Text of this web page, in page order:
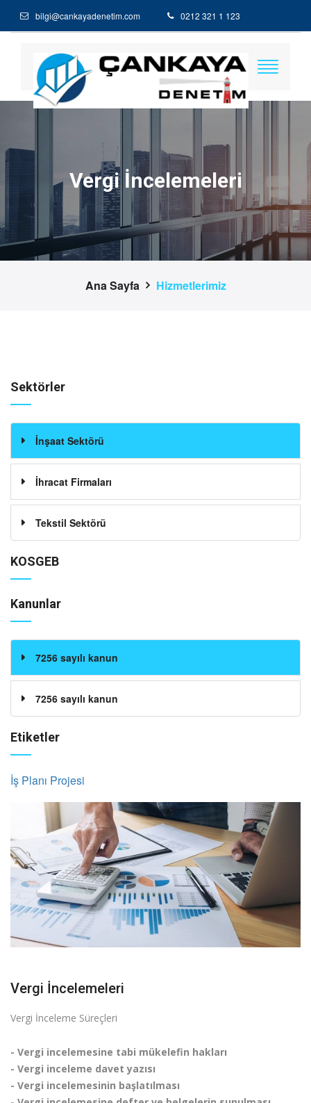
bilgi@cankayadenetim.com 0212 321 1 123
Vergi İncelemeleri
Ana Sayfa Hizmetlerimiz
Sektörler
İnşaat Sektörü
İhracat Firmaları
Tekstil Sektörü
KOSGEB
Kanunlar
7256 sayılı kanun
7256 sayılı kanun
Etiketler
İş Planı Projesi
Vergi İncelemeleri
Vergi İnceleme Süreçleri
- Vergi incelemesine tabi mükelefin hakları
- Vergi inceleme davet yazısı
- Vergi incelemesinin başlatılması